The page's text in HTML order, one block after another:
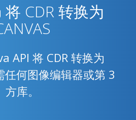
将 CDR 转换为
API 将 CDR 转换为
任何图像编辑器或第 3
方库。